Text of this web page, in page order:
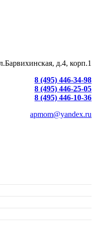
д.4, корп.1
8 (495) 446-34-98
8 (495) 446-25-05
8 (495) 446-10-36
apmom@yandex.ru